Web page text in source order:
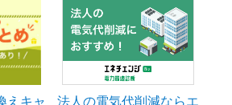
えキャ
法人の電気代削減ならエ